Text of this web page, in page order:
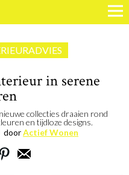
in serene
collecties draaien rond
en tijdloze designs.
doorActief Wonen